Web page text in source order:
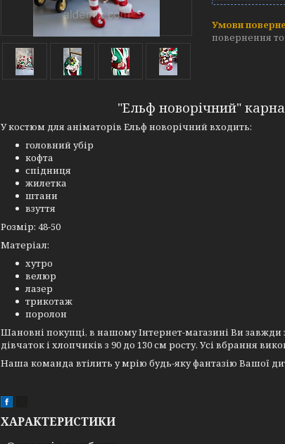
повернення
"Ельф новорічний"
У костюм для аніматорів Ельф новорічний входить:
головний убір
кофта
спідниця
жилетка
штани
взуття
Розмір: 48-50
Матеріал:
хутро
велюр
лазер
трикотаж
поролон
Шановні покупці, в нашому Інтернет-магазині Ви
дівчаток і хлопчиків з 90 до 130 см росту. Усі вбрання
Наша команда втілить у мрію будь-яку фантазію Вашої
ХАРАКТЕРИСТИКИ